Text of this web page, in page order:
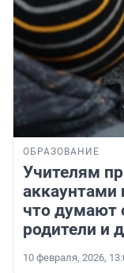
ОБРАЗОВАНИЕ
Учителям
аккаунтами
что думают
родители и
10 февраля, 2026,